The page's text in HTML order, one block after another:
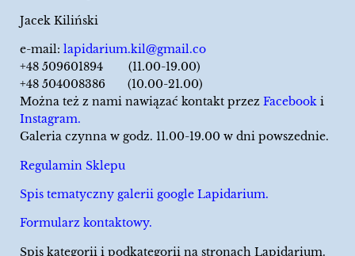
Jacek Kiliński
e-mail: lapidarium.kil@gmail.co
+48 509601894 (11.00-19.00)
+48 504008386 (10.00-21.00)
Można też z nami nawiązać kontakt przez Facebook i
Instagram.
Galeria czynna w godz. 11.00-19.00 w dni powszednie.
Regulamin Sklepu
Spis tematyczny galerii google Lapidarium.
Formularz kontaktowy.
Spis kategorii i podkategorii na stronach Lapidarium.